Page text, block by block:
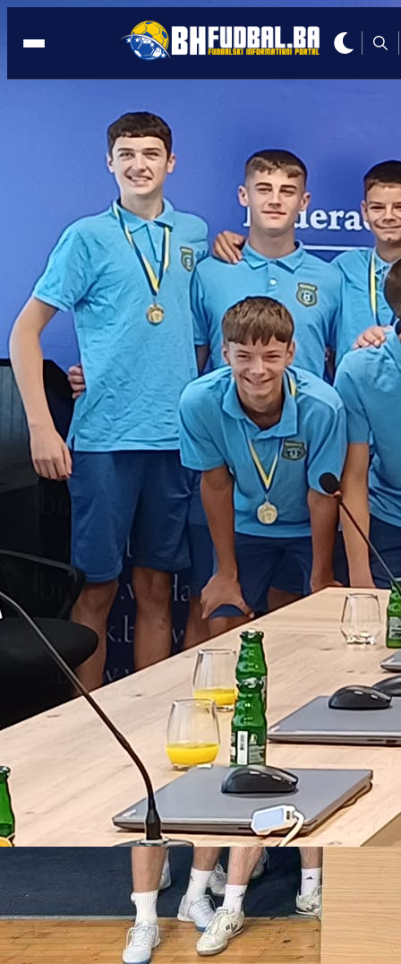
BIHAĆ
14:10, 10.01.2024
Premijer USK Nijaz Hušić ugostio
predstavnike MNK Bubamara!
Autor:
Redakcija
14:10, 10.01.2024